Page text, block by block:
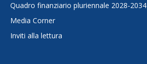
Quadro finanziario pluriennale 2028-2034
Media Corner
Inviti alla lettura